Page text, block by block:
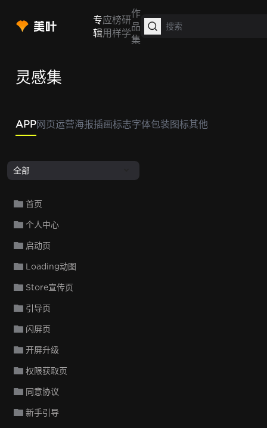
专
辑
应
用
榜
样
研
学
作
品
集
灵感集
APP网页运营海报插画标志字体包装图标其他
全部
首页
个人中心
启动页
Loading动图
Store宣传页
引导页
闪屏页
开屏升级
权限获取页
同意协议
新手引导